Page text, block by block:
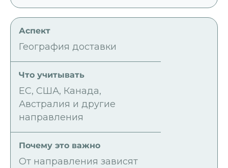
География доставки
ЕС, США, Канада,
Австралия и другие
направления
От направления зависят